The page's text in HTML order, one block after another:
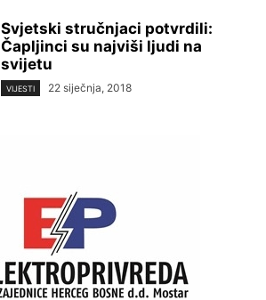
Svjetski stručnjaci potvrdili:
Čapljinci su najviši ljudi na
svijetu
VIJESTI 22 siječnja, 2018